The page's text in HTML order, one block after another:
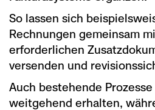
So lassen sich
Rechnungen gemeinsam
erforderlichen
versenden und
Auch bestehende
weitgehend erhalten,